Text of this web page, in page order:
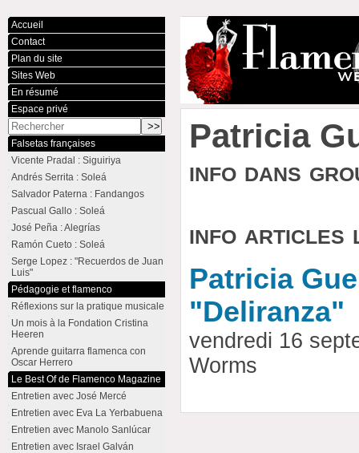
Patricia
info dans
info articles
Patricia
"Deliranza"
vendredi 16
Worms
Accueil
Contact
Plan du site
Sites Web
En résumé
Espace privé
Falsetas françaises
Vicente Pradal : Siguiriya
Andrés Serrita : Soleá
Salvador Paterna : Fandangos
Pascual Gallo : Soleá
José Peña : Alegrías
Ramón Cueto : Soleá
Serge Lopez : "Recuerdos de Juan
Luis"
Pédagogie et flamenco
Réflexions sur la pratique musicale
Un mois à la Fondation Cristina
Heeren
Aprende guitarra flamenca con
Oscar Herrero
Le Best Of de Flamenco Magazine
Entretien avec José Mercé
Entretien avec Eva La Yerbabuena
Entretien avec Manolo Sanlúcar
Entretien avec Israel Galván